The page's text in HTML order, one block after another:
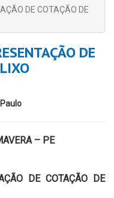
DE COTAÇÃO DE
DE
Paulo
– PE
DE COTAÇÃO DE